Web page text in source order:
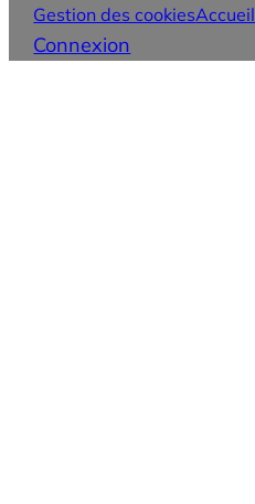
Gestion des cookiesAccueil
Connexion